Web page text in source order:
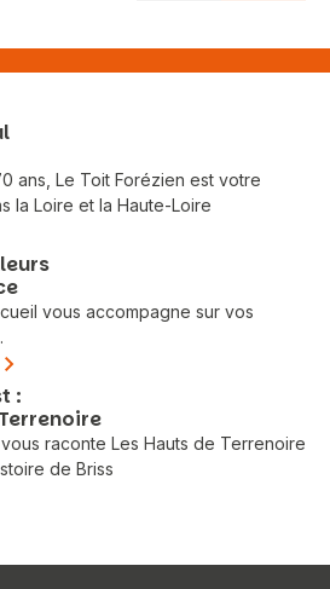
ans, Le Toit Forézien est votre
la Loire et la Haute-Loire
vous accompagne sur vos
:
raconte Les Hauts de Terrenoire
de Briss